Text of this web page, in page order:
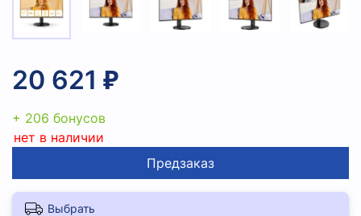
20 621 ₽
+ 206 бонусов
нет в наличии
Предзаказ
Выбрать